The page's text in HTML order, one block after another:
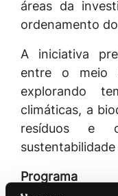
áreas da
ordenamento
A iniciativa
entre o meio
explorando
climáticas, a
resíduos e
Programa